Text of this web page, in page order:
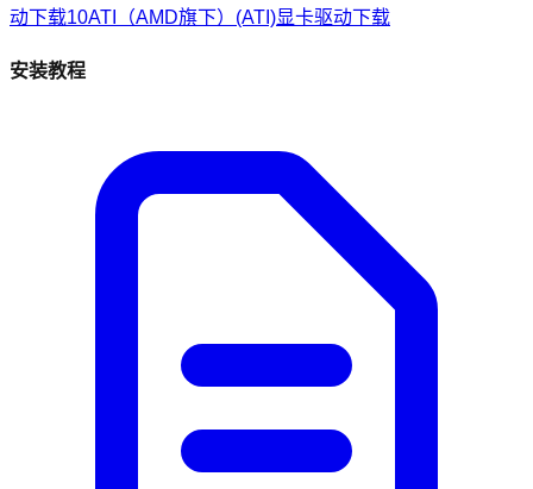
动下载10ATI（AMD旗下）(ATI)显卡驱动下载
安装教程